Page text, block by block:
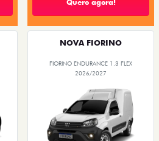
Quero agora!
NOVA FIORINO
FIORINO ENDURANCE 1.3 FLEX
2026/2027